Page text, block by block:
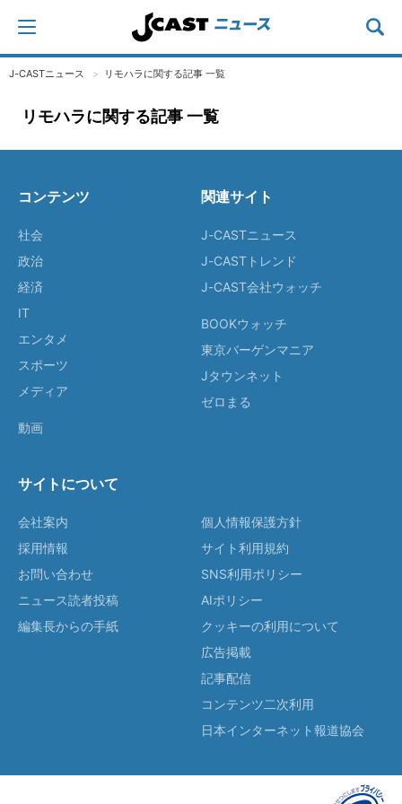
J-CASTニュース リモハラに関する記事 一覧
リモハラに関する記事 一覧
コンテンツ
社会
政治
経済
IT
エンタメ
スポーツ
メディア
動画
関連サイト
J-CASTニュース
J-CASTトレンド
J-CAST会社ウォッチ
BOOKウォッチ
東京バーゲンマニア
Jタウンネット
ゼロまる
サイトについて
会社案内
採用情報
お問い合わせ
ニュース読者投稿
編集長からの手紙
個人情報保護方針
サイト利用規約
SNS利用ポリシー
AIポリシー
クッキーの利用について
広告掲載
記事配信
コンテンツ二次利用
日本インターネット報道協会